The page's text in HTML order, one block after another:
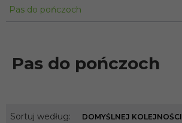
Pas do pończoch
Pas do pończoch
Sortuj według: sortDOMYŚLNEJ KOLEJNOŚCI